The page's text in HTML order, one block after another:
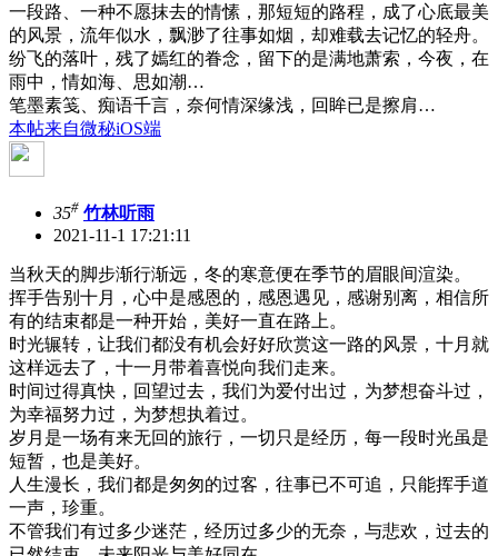
一段路、一种不愿抹去的情愫，那短短的路程，成了心底最美
的风景，流年似水，飘渺了往事如烟，却难载去记忆的轻舟。
纷飞的落叶，残了嫣红的眷念，留下的是满地萧索，今夜，在
雨中，情如海、思如潮…
笔墨素笺、痴语千言，奈何情深缘浅，回眸已是擦肩…
本帖来自微秘iOS端
35# 竹林听雨
2021-11-1 17:21:11
当秋天的脚步渐行渐远，冬的寒意便在季节的眉眼间渲染。
挥手告别十月，心中是感恩的，感恩遇见，感谢别离，相信所
有的结束都是一种开始，美好一直在路上。
时光辗转，让我们都没有机会好好欣赏这一路的风景，十月就
这样远去了，十一月带着喜悦向我们走来。
时间过得真快，回望过去，我们为爱付出过，为梦想奋斗过，
为幸福努力过，为梦想执着过。
岁月是一场有来无回的旅行，一切只是经历，每一段时光虽是
短暂，也是美好。
人生漫长，我们都是匆匆的过客，往事已不可追，只能挥手道
一声，珍重。
不管我们有过多少迷茫，经历过多少的无奈，与悲欢，过去的